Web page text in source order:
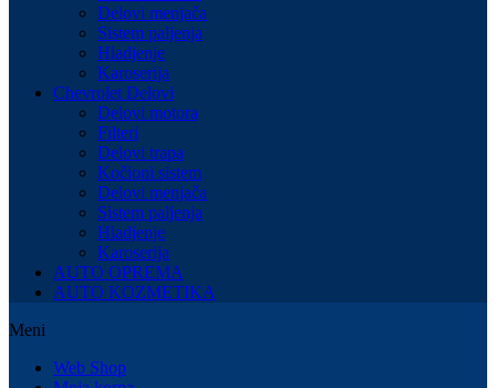
Delovi menjača
Sistem paljenja
Hladjenje
Karoserija
Chevrolet Delovi
Delovi motora
Filteri
Delovi trapa
Kočioni sistem
Delovi menjača
Sistem paljenja
Hladjenje
Karoserija
AUTO OPREMA
AUTO KOZMETIKA
Meni
Web Shop